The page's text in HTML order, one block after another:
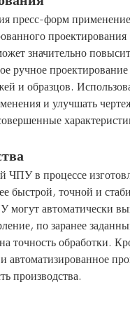
пресс-форм
значительно
ручное проектирование
и образцов.
и улучшать
ЧПУ в процессе
быстрой, точной и
автоматически
по заранее
точность обработки.
автоматизированное
производства.